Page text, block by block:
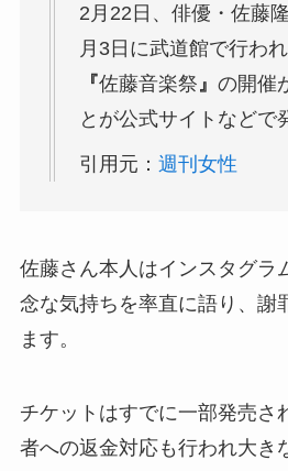
2月22日、俳優・佐藤
月3日に武道館で行わ
『佐藤音楽祭 』 の開催
とが公式サイトなどで
引用元： 週刊女性
佐藤さん本人はインスタグラ
念な気持ちを率直に語り、謝
ます。
チケットはすでに一部発売さ
者への返金対応も行われ大き